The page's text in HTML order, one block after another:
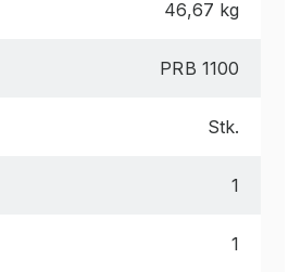
46,67 kg
PRB 1100
Stk.
1
1